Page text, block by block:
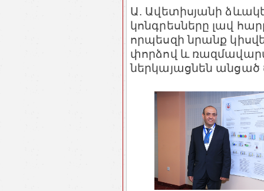
Ա. Ավետիսյանի
կոնգրեսները լավ
որպեսզի նրանք
փորձով և
ներկայացնեն